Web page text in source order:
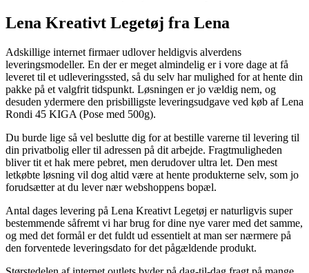
Lena Kreativt Legetøj fra Lena
Adskillige internet firmaer udlover heldigvis alverdens
leveringsmodeller. En der er meget almindelig er i vore dage at få
leveret til et udleveringssted, så du selv har mulighed for at hente din
pakke på et valgfrit tidspunkt. Løsningen er jo vældig nem, og
desuden ydermere den prisbilligste leveringsudgave ved køb af Lena
Rondi 45 KIGA (Pose med 500g).
Du burde lige så vel beslutte dig for at bestille varerne til levering til
din privatbolig eller til adressen på dit arbejde. Fragtmuligheden
bliver tit et hak mere pebret, men derudover ultra let. Den mest
letkøbte løsning vil dog altid være at hente produkterne selv, som jo
forudsætter at du lever nær webshoppens bopæl.
Antal dages levering på Lena Kreativt Legetøj er naturligvis super
bestemmende såfremt vi har brug for dine nye varer med det samme,
og med det formål er det fuldt ud essentielt at man ser nærmere på
den forventede leveringsdato for det pågældende produkt.